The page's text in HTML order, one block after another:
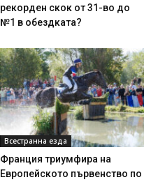
рекорден скок от 31-во до
№1 в обездката?
Всестранна езда
Франция триумфира на
Европейското първенство по